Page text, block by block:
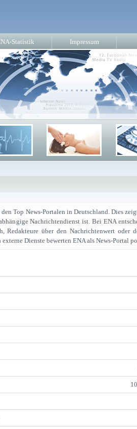
Statistik Impressum
Top News-Portalen in Deutschland. Dies
Nachrichtendienst ist. Bei ENA
über den Nachrichtenwert oder
Dienste bewerten ENA als News-Portal